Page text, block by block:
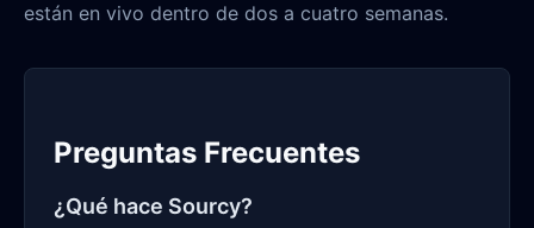
están en vivo dentro de dos a cuatro semanas.
Preguntas Frecuentes
¿Qué hace Sourcy?